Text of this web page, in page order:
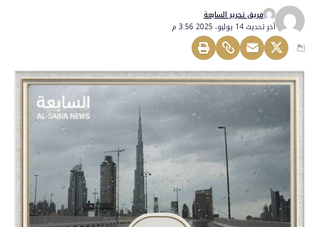
أخر تحديث 14 يوليو، 2025 3:56 م
فريق تحرير السابعة